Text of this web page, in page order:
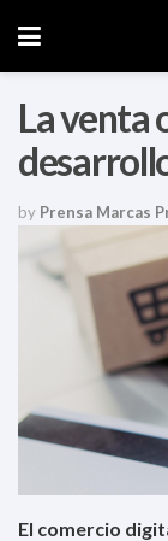
La venta
by Prensa Marcas
El comercio